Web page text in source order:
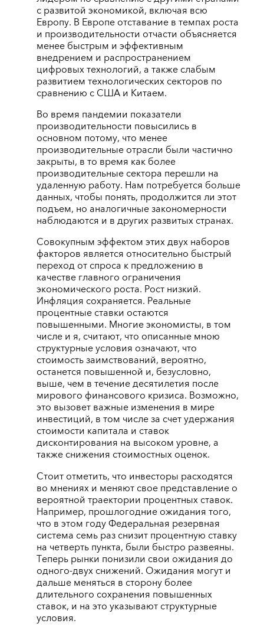
с развитой экономикой, включая всю
Европу. В Европе отставание в темпах роста
и производительности отчасти объясняется
менее быстрым и эффективным
внедрением и распространением
цифровых технологий, а также слабым
развитием технологических секторов по
сравнению с США и Китаем.
Во время пандемии показатели
производительности повысились в
основном потому, что менее
производительные отрасли были частично
закрыты, в то время как более
производительные сектора перешли на
удаленную работу. Нам потребуется больше
данных, чтобы понять, продолжится ли этот
подъем, но аналогичные закономерности
наблюдаются и в других развитых странах.
Совокупным эффектом этих двух наборов
факторов является относительно быстрый
переход от спроса к предложению в
качестве главного ограничения
экономического роста. Рост низкий.
Инфляция сохраняется. Реальные
процентные ставки остаются
повышенными. Многие экономисты, в том
числе и я, считают, что описанные мною
структурные условия означают, что
стоимость заимствований, вероятно,
останется повышенной и, безусловно,
выше, чем в течение десятилетия после
мирового финансового кризиса. Возможно,
это вызовет важные изменения в мире
инвестиций, в том числе за счет удержания
стоимости капитала и ставок
дисконтирования на высоком уровне, а
также снижения стоимостных оценок.
Стоит отметить, что инвесторы расходятся
во мнениях и меняют свое представление о
вероятной траектории процентных ставок.
Например, прошлогодние ожидания того,
что в этом году Федеральная резервная
система семь раз снизит процентную ставку
на четверть пункта, были быстро развеяны.
Теперь рынки понизили свои ожидания до
одного-двух снижений. Ожидания могут и
дальше меняться в сторону более
длительного сохранения повышенных
ставок, и на это указывают структурные
условия.